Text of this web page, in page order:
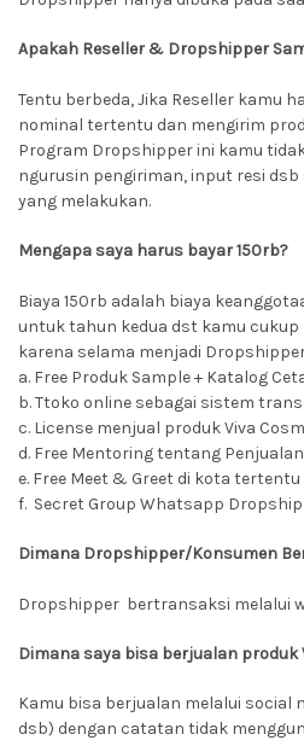
Apakah Reseller & Dropshipper
Tentu berbeda, Jika Reseller kamu
nominal tertentu dan mengirim
Program Dropshipper ini kamu
ngurusin pengiriman, input resi dsb
yang melakukan.
Mengapa saya harus bayar 150rb?
Biaya 150rb adalah biaya
untuk tahun kedua dst kamu
karena selama menjadi
a. Free Produk Sample + Katalog
b. Ttoko online sebagai sistem
c. License menjual produk Viva
d. Free Mentoring tentang
e. Free Meet & Greet di kota tertentu
f. Secret Group Whatsapp
Dimana Dropshipper/Konsumen
Dropshipper bertransaksi melalui
Dimana saya bisa berjualan produk
Kamu bisa berjualan melalui social
dsb) dengan catatan tidak